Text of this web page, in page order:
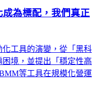
為標配，我們真正
工具的演變，從「黑科
境，並提出「穩定性高
等工具在規模化營運